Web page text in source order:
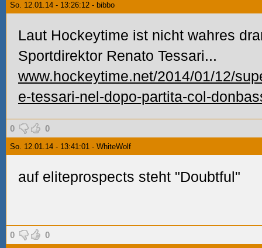
So. 12.01.14 - 13:26:12 - bibbo
Laut Hockeytime ist nicht wahres
Sportdirektor Renato Tessari...
www.hockeytime.net/2014/01/12/
e-tessari-nel-dopo-partita-col-
0 0
So. 12.01.14 - 13:41:01 - WhiteWolf
auf eliteprospects steht "Doubtful"
0 0